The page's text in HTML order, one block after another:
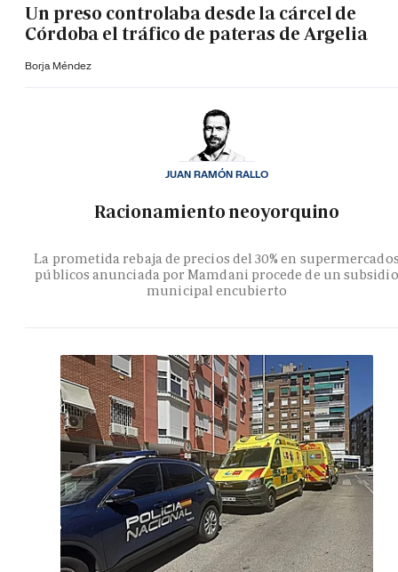
Un preso controlaba desde la cárcel de
Córdoba el tráfico de pateras de Argelia
Borja Méndez
Racionamiento neoyorquino
La prometida rebaja de precios del 30% en
públicos anunciada por Mamdani procede de un subsidio
municipal encubierto
JUAN RAMÓN RALLO